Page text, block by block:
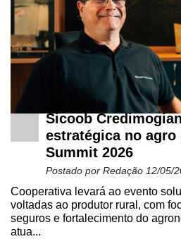
Sicoob
estratégica no agro
Summit 2026
Postado por Redação 12/05/
Cooperativa levará ao evento
voltadas ao produtor rural, com
seguros e fortalecimento do
atua...